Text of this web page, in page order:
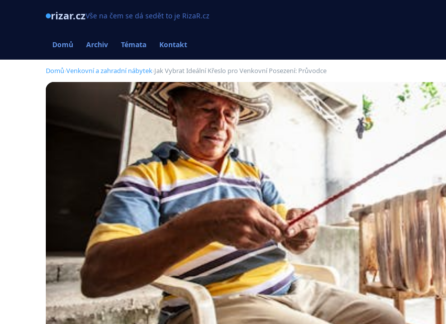
rizar.czVše na čem se dá sedět to je RizaR.cz
Domů Archiv Témata Kontakt
Domů›Venkovní a zahradní nábytek›Jak Vybrat Ideální Křeslo pro Venkovní Posezení: Průvodce